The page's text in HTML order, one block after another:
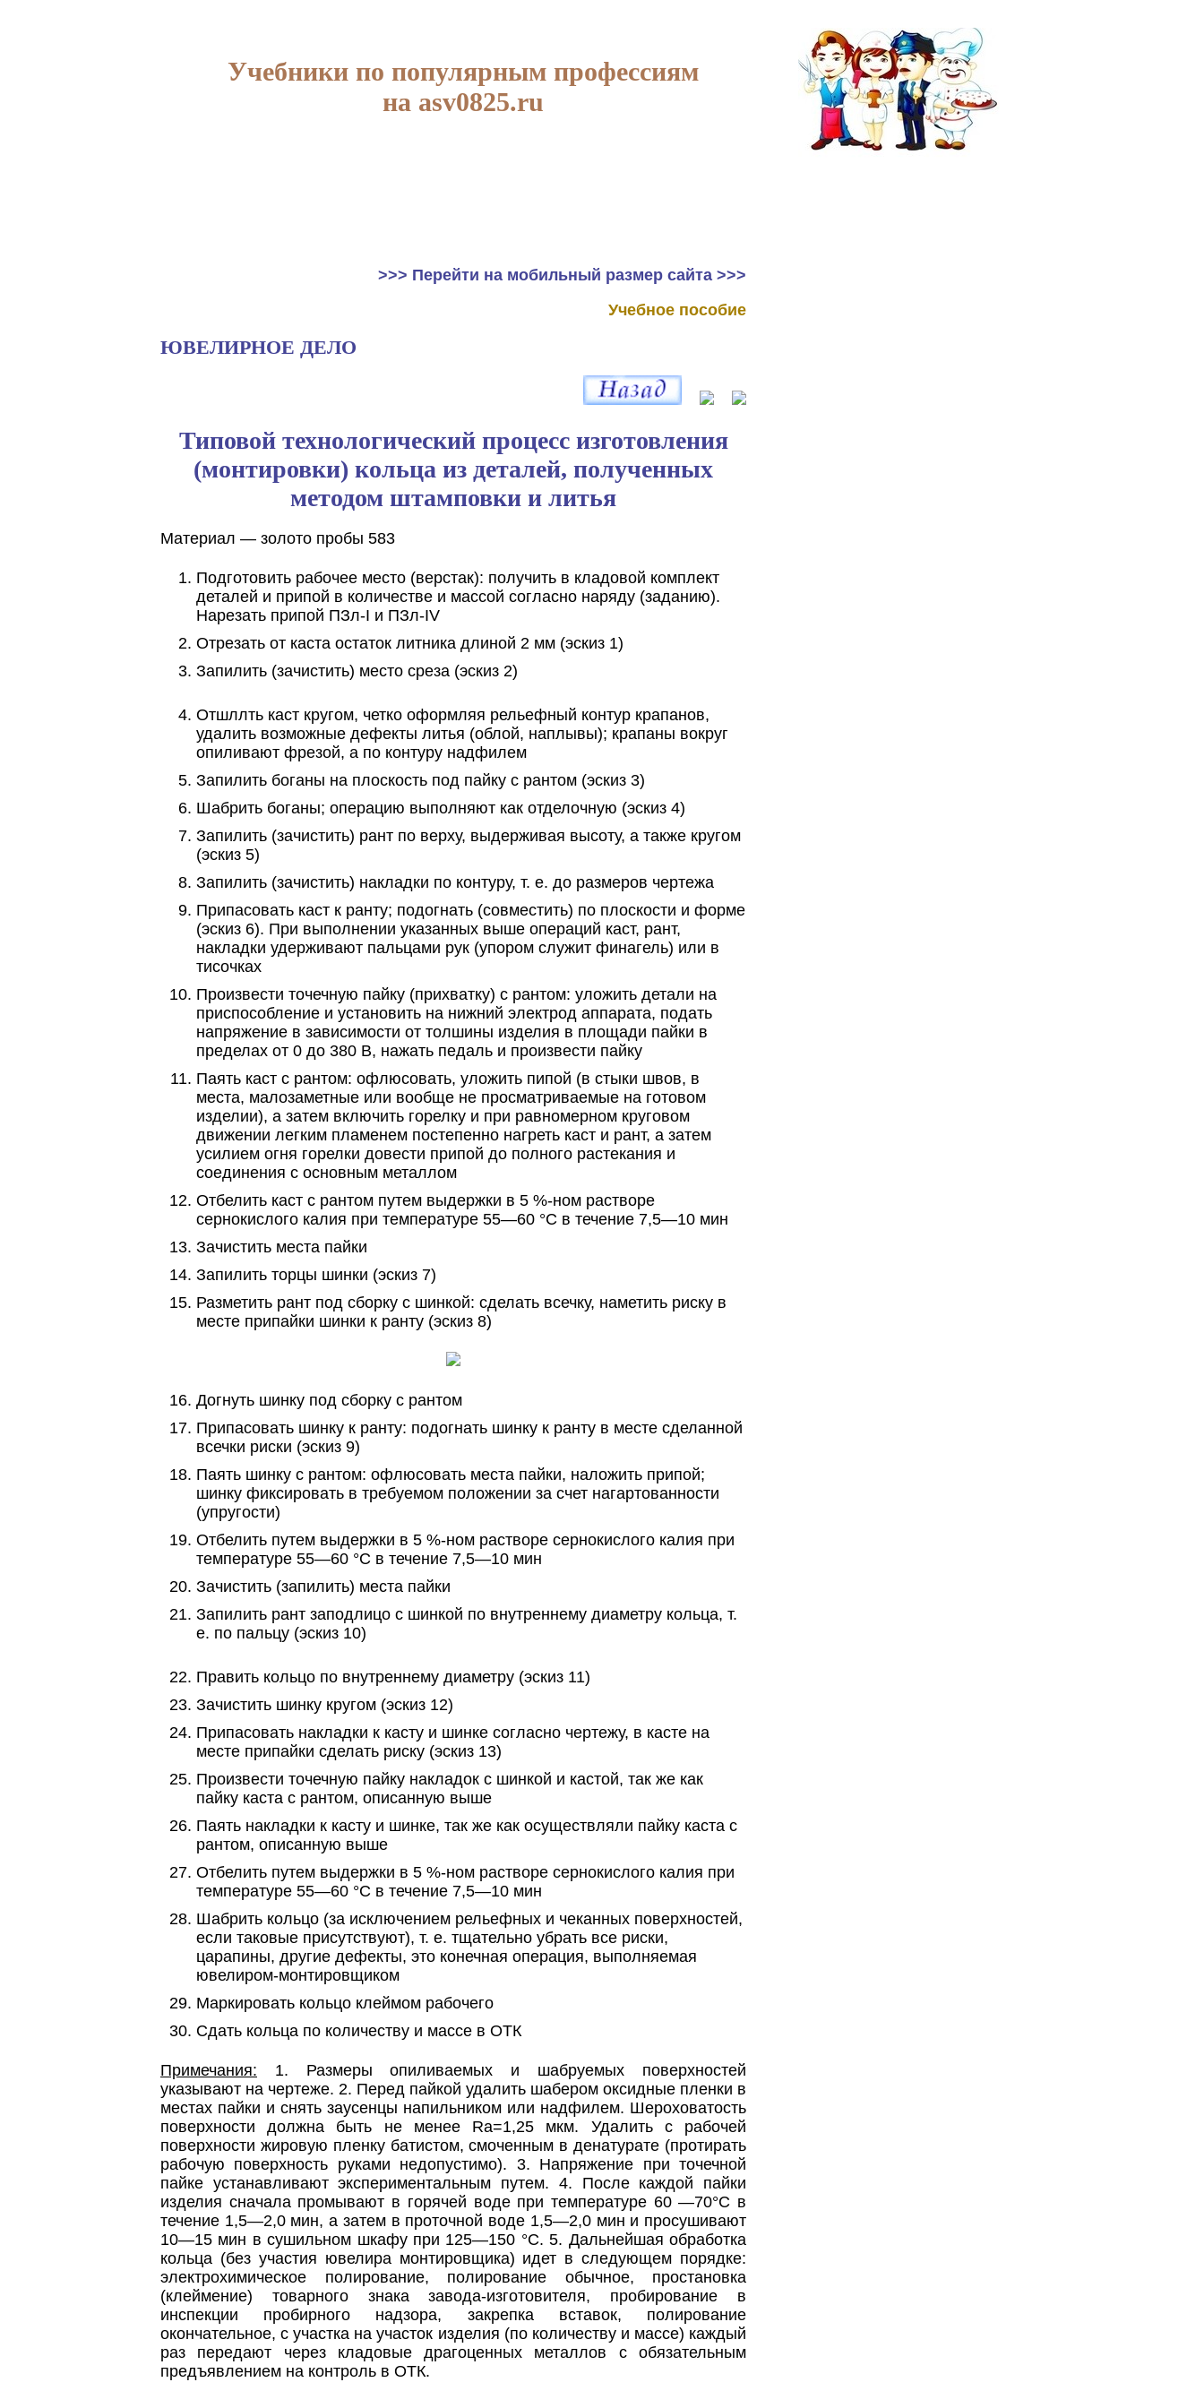
Учебники по популярным профессиям
на asv0825.ru
>>> Перейти на мобильный размер сайта >>>
Учебное пособие
ЮВЕЛИРНОЕ ДЕЛО
Типовой технологический процесс изготовления
(монтировки) кольца из деталей, полученных
методом штамповки и литья
Материал — золото пробы 583
Подготовить рабочее место (верстак): получить в кладовой комплект
деталей и припой в количестве и массой согласно наряду (заданию).
Нарезать припой ПЗл-I и ПЗл-IV
Отрезать от каста остаток литника длиной 2 мм (эскиз 1)
Запилить (зачистить) место среза (эскиз 2)
Отшллть каст кругом, четко оформляя рельефный контур крапанов,
удалить возможные дефекты литья (облой, наплывы); крапаны вокруг
опиливают фрезой, а по контуру надфилем
Запилить боганы на плоскость под пайку с рантом (эскиз 3)
Шабрить боганы; операцию выполняют как отделочную (эскиз 4)
Запилить (зачистить) рант по верху, выдерживая высоту, а также кругом
(эскиз 5)
Запилить (зачистить) накладки по контуру, т. е. до размеров чертежа
Припасовать каст к ранту; подогнать (совместить) по плоскости и форме
(эскиз 6). При выполнении указанных выше операций каст, рант,
накладки удерживают пальцами рук (упором служит финагель) или в
тисочках
Произвести точечную пайку (прихватку) с рантом: уложить детали на
приспособление и установить на нижний электрод аппарата, подать
напряжение в зависимости от толшины изделия в площади пайки в
пределах от 0 до 380 В, нажать педаль и произвести пайку
Паять каст с рантом: офлюсовать, уложить пипой (в стыки швов, в
места, малозаметные или вообще не просматриваемые на готовом
изделии), а затем включить горелку и при равномерном круговом
движении легким пламенем постепенно нагреть каст и рант, а затем
усилием огня горелки довести припой до полного растекания и
соединения с основным металлом
Отбелить каст с рантом путем выдержки в 5 %-ном растворе
сернокислого калия при температуре 55—60 °С в течение 7,5—10 мин
Зачистить места пайки
Запилить торцы шинки (эскиз 7)
Разметить рант под сборку с шинкой: сделать всечку, наметить риску в
месте припайки шинки к ранту (эскиз 8)
Догнуть шинку под сборку с рантом
Припасовать шинку к ранту: подогнать шинку к ранту в месте сделанной
всечки риски (эскиз 9)
Паять шинку с рантом: офлюсовать места пайки, наложить припой;
шинку фиксировать в требуемом положении за счет нагартованности
(упругости)
Отбелить путем выдержки в 5 %-ном растворе сернокислого калия при
температуре 55—60 °С в течение 7,5—10 мин
Зачистить (запилить) места пайки
Запилить рант заподлицо с шинкой по внутреннему диаметру кольца, т.
е. по пальцу (эскиз 10)
Править кольцо по внутреннему диаметру (эскиз 11)
Зачистить шинку кругом (эскиз 12)
Припасовать накладки к касту и шинке согласно чертежу, в касте на
месте припайки сделать риску (эскиз 13)
Произвести точечную пайку накладок с шинкой и кастой, так же как
пайку каста с рантом, описанную выше
Паять накладки к касту и шинке, так же как осуществляли пайку каста с
рантом, описанную выше
Отбелить путем выдержки в 5 %-ном растворе сернокислого калия при
температуре 55—60 °С в течение 7,5—10 мин
Шабрить кольцо (за исключением рельефных и чеканных поверхностей,
если таковые присутствуют), т. е. тщательно убрать все риски,
царапины, другие дефекты, это конечная операция, выполняемая
ювелиром-монтировщиком
Маркировать кольцо клеймом рабочего
Сдать кольца по количеству и массе в ОТК
Примечания: 1. Размеры опиливаемых и шабруемых поверхностей
указывают на чертеже. 2. Перед пайкой удалить шабером оксидные пленки в
местах пайки и снять заусенцы напильником или надфилем. Шероховатость
поверхности должна быть не менее Rа=1,25 мкм. Удалить с рабочей
поверхности жировую пленку батистом, смоченным в денатурате (протирать
рабочую поверхность руками недопустимо). 3. Напряжение при точечной
пайке устанавливают экспериментальным путем. 4. После каждой пайки
изделия сначала промывают в горячей воде при температуре 60 —70°С в
течение 1,5—2,0 мин, а затем в проточной воде 1,5—2,0 мин и просушивают
10—15 мин в сушильном шкафу при 125—150 °С. 5. Дальнейшая обработка
кольца (без участия ювелира монтировщика) идет в следующем порядке:
электрохимическое полирование, полирование обычное, простановка
(клеймение) товарного знака завода-изготовителя, пробирование в
инспекции пробирного надзора, закрепка вставок, полирование
окончательное, с участка на участок изделия (по количеству и массе) каждый
раз передают через кладовые драгоценных металлов с обязательным
предъявлением на контроль в ОТК.